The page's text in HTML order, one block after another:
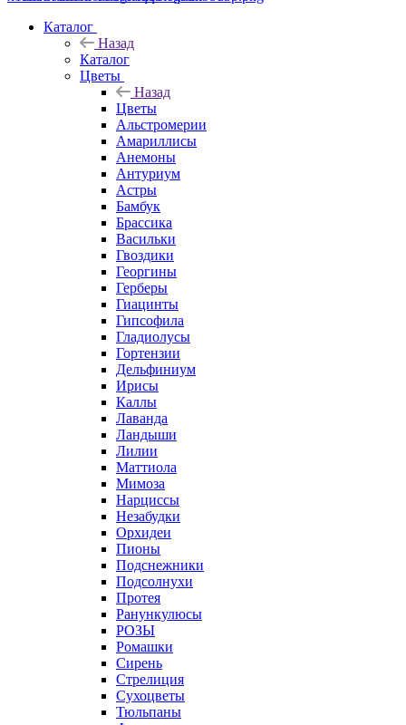
Каталог
Назад
Каталог
Цветы
Назад
Цветы
Альстромерии
Амариллисы
Анемоны
Антуриум
Астры
Бамбук
Брассика
Васильки
Гвоздики
Георгины
Герберы
Гиацинты
Гипсофила
Гладиолусы
Гортензии
Дельфиниум
Ирисы
Каллы
Лаванда
Ландыши
Лилии
Маттиола
Мимоза
Нарциссы
Незабудки
Орхидеи
Пионы
Подснежники
Подсолнухи
Протея
Ранункулюсы
РОЗЫ
Ромашки
Сирень
Стрелиция
Сухоцветы
Тюльпаны